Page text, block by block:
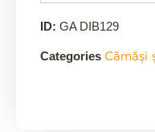
ID: GA DIB129
Categories Cămăși